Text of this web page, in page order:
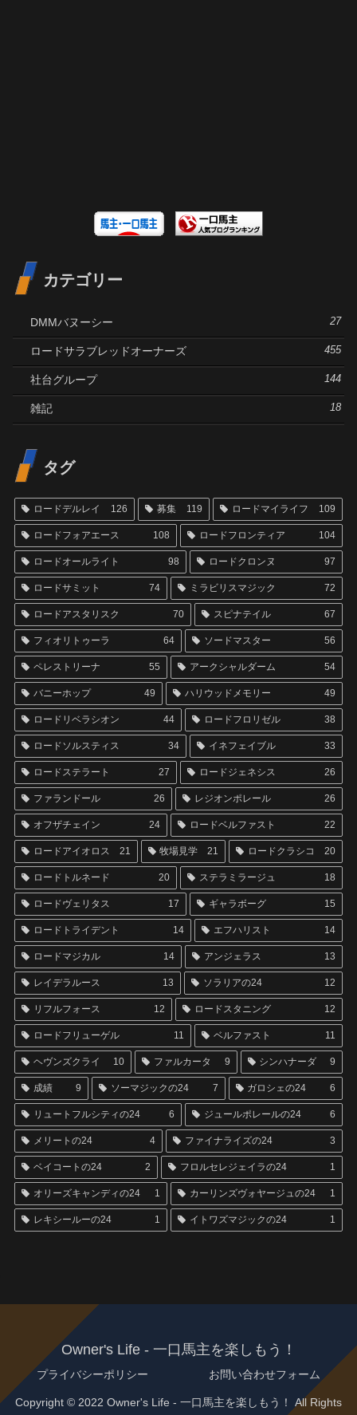
カテゴリー
DMMバヌーシー 27
ロードサラブレッドオーナーズ 455
社台グループ 144
雑記 18
タグ
ロードデルレイ 126 募集 119 ロードマイライフ 109
ロードフォアエース 108 ロードフロンティア 104
ロードオールライト 98 ロードクロンヌ 97
ロードサミット 74 ミラビリスマジック 72
ロードアスタリスク 70 スピナテイル 67
フィオリトゥーラ 64 ソードマスター 56
ペレストリーナ 55 アークシャルダーム 54
バニーホップ 49 ハリウッドメモリー 49
ロードリベラシオン 44 ロードフロリゼル 38
ロードソルスティス 34 イネフェイブル 33
ロードステラート 27 ロードジェネシス 26
ファランドール 26 レジオンポレール 26
オフザチェイン 24 ロードベルファスト 22
ロードアイオロス 21 牧場見学 21 ロードクラシコ 20
ロードトルネード 20 ステラミラージュ 18
ロードヴェリタス 17 ギャラボーグ 15
ロードトライデント 14 エフハリスト 14
ロードマジカル 14 アンジェラス 13
レイデラルース 13 ソラリアの24 12
リフルフォース 12 ロードスタニング 12
ロードフリューゲル 11 ベルファスト 11
ヘヴンズクライ 10 ファルカータ 9 シンハナーダ 9
成績 9 ソーマジックの24 7 ガロシェの24 6
リュートフルシティの24 6 ジュールポレールの24 6
メリートの24 4 ファイナライズの24 3
ベイコートの24 2 フロルセレジェイラの24 1
オリーズキャンディの24 1 カーリンズヴォヤージュの24 1
レキシールーの24 1 イトワズマジックの24 1
Owner's Life - 一口馬主を楽しもう！
プライバシーポリシー お問い合わせフォーム
Copyright © 2022 Owner's Life - 一口馬主を楽しもう！ All Rights